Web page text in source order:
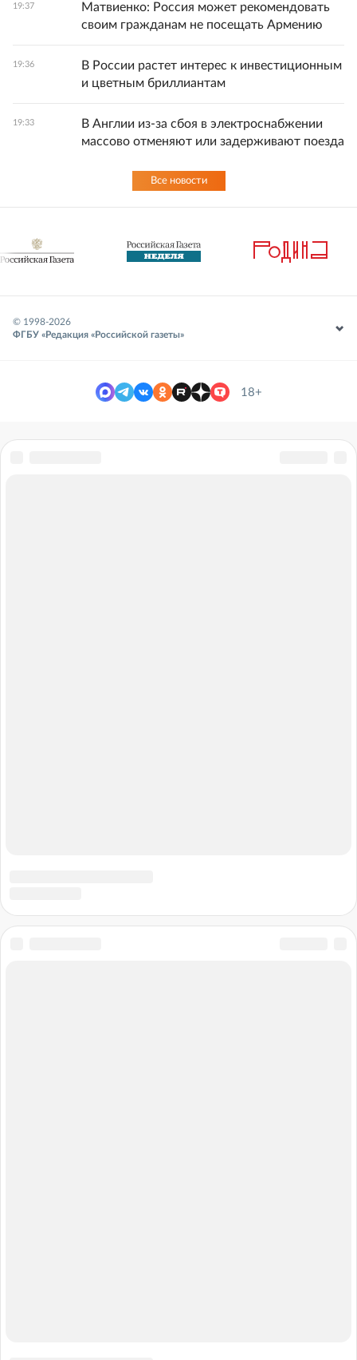
19:37
Матвиенко: Россия может рекомендовать
своим гражданам не посещать Армению
19:36
В России растет интерес к инвестиционным
и цветным бриллиантам
19:33
В Англии из-за сбоя в электроснабжении
массово отменяют или задерживают поезда
Все новости
© 1998-2026
ФГБУ «Редакция «Российской газеты»
18+